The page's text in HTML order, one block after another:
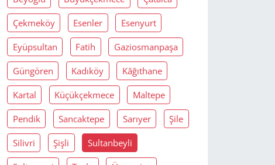
Çekmeköy Esenler Esenyurt
Eyüpsultan Fatih Gaziosmanpaşa
Güngören Kadıköy Kâğıthane
Kartal Küçükçekmece Maltepe
Pendik Sancaktepe Sarıyer Şile
Silivri Şişli Sultanbeyli